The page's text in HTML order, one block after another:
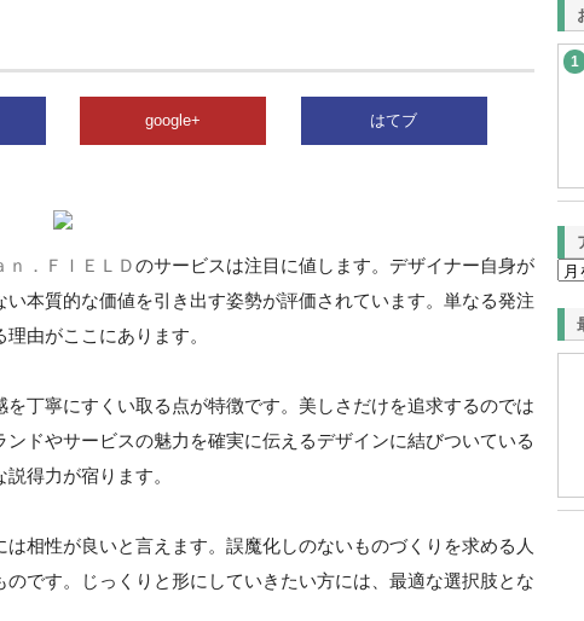
google+ はてブ
ｎ．ＦＩＥＬＤのサービスは注目に値します。デザイナー自身が
本質的な価値を引き出す姿勢が評価されています。単なる発注
由がここにあります。
丁寧にすくい取る点が特徴です。美しさだけを追求するのでは
ドやサービスの魅力を確実に伝えるデザインに結びついている
得力が宿ります。
相性が良いと言えます。誤魔化しのないものづくりを求める人
です。じっくりと形にしていきたい方には、最適な選択肢とな
1